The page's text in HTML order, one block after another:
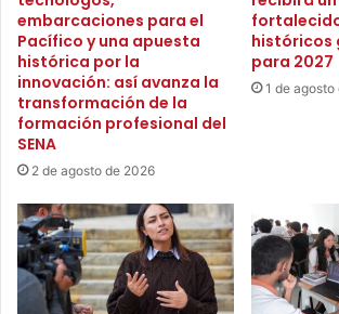
i
d
a
s
a
l
u
d
b
l
e
c
s
a
d
e
p
u
e
r
a
s
a
b
embarcaciones para el
Pacífico y una apuesta
histórica por la
innovación: así avanza la
transformación de la
formación profesional del
SENA
2 de agosto de 2026
históricos
para 2027
1 de agosto